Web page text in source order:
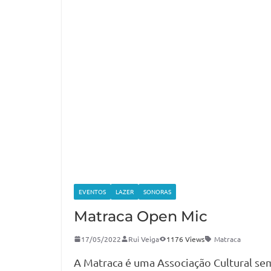
EVENTOS LAZER SONORAS
Matraca Open Mic
17/05/2022 Rui Veiga 1176 Views Matraca
A Matraca é uma Associação Cultural